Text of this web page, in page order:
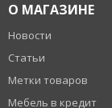
О МАГАЗИНЕ
Новости
Статьи
Метки товаров
Мебель в кредит